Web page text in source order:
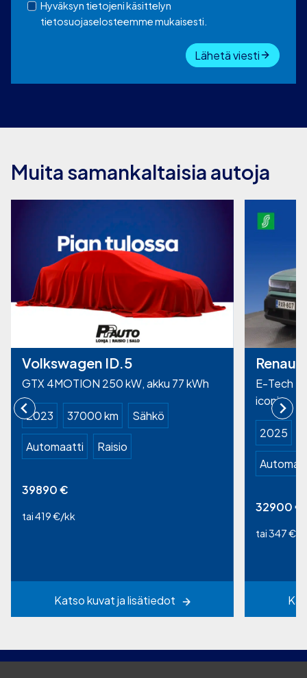
Hyväksyn tietojeni käsittelyn
tietosuojaselosteemme mukaisesti.
Lähetä viesti
Muita samankaltaisia autoja
Volkswagen ID.5
GTX 4MOTION 250 kW, akku 77 kWh
2023 37000 km Sähkö
Automaatti Raisio
39890€
tai 419 €/kk
Katso kuvat ja lisätiedot
E-Tech
iconic
2025
32900€
tai 347 €/